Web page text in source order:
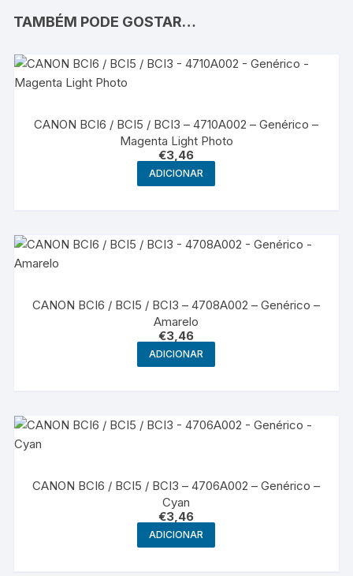
TAMBÉM PODE GOSTAR…
CANON BCI6 / BCI5 / BCI3 – 4710A002 – Genérico –
Magenta Light Photo
€3,46
ADICIONAR
CANON BCI6 / BCI5 / BCI3 – 4708A002 – Genérico –
Amarelo
€3,46
ADICIONAR
CANON BCI6 / BCI5 / BCI3 – 4706A002 – Genérico –
Cyan
€3,46
ADICIONAR